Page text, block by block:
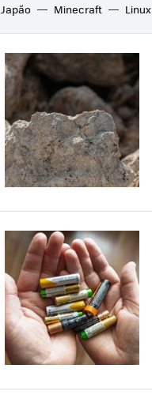
Japão Minecraft Linux